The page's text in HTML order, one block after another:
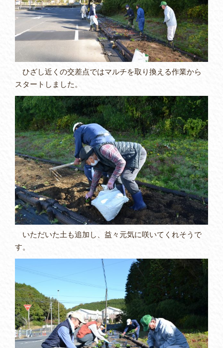
ひざし近くの交差点ではマルチを取り換える作業から
スタートしました。
いただいた土も追加し、益々元気に咲いてくれそうで
す。